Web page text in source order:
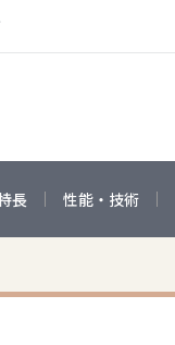
長 性能・技術